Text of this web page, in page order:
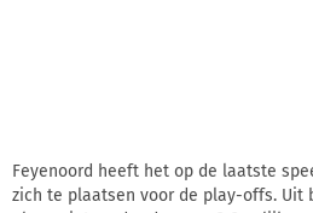
Feyenoord heeft het op de laatste
zich te plaatsen voor de play-offs. Uit